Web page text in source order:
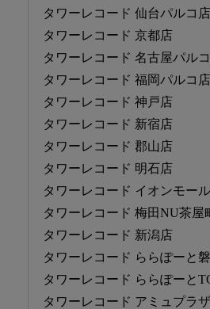
タワーレコード 仙台パルコ店
タワーレコード 京都店
タワーレコード 名古屋パル
タワーレコード 福岡パルコ店
タワーレコード 神戸店
タワーレコード 新宿店
タワーレコード 郡山店
タワーレコード 明石店
タワーレコード イオンモー
タワーレコード 梅田NU茶屋
タワーレコード 新潟店
タワーレコード ららぽーと
タワーレコード ららぽーと
タワーレコード アミュプラ